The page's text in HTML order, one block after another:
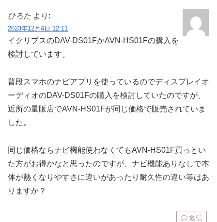
ひろた より:
2023年12月4日 12:11
イクリプスのDAV-DS01FかAVN-HS01Fの購入を
検討しています。
普段スマホのナビアプリを使っているのでディスプレイオ
ーディオのDAV-DS01Fの購入を検討していたのですが、
近所の量販店でAVN-HS01Fが同じ価格で販売されていま
した。
同じ価格ならナビ機能使わなくてもAVN-HS01F買っとい
た方がお得かなと思ったのですが、ナビ機能ありなしで本
体が熱くなりやすさに違いがあったり耐久性の違い等はあ
りますか？
返信